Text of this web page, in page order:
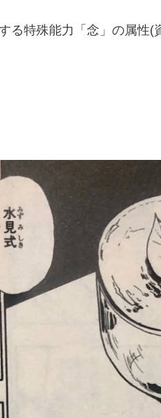
る特殊能力「念」の属性(